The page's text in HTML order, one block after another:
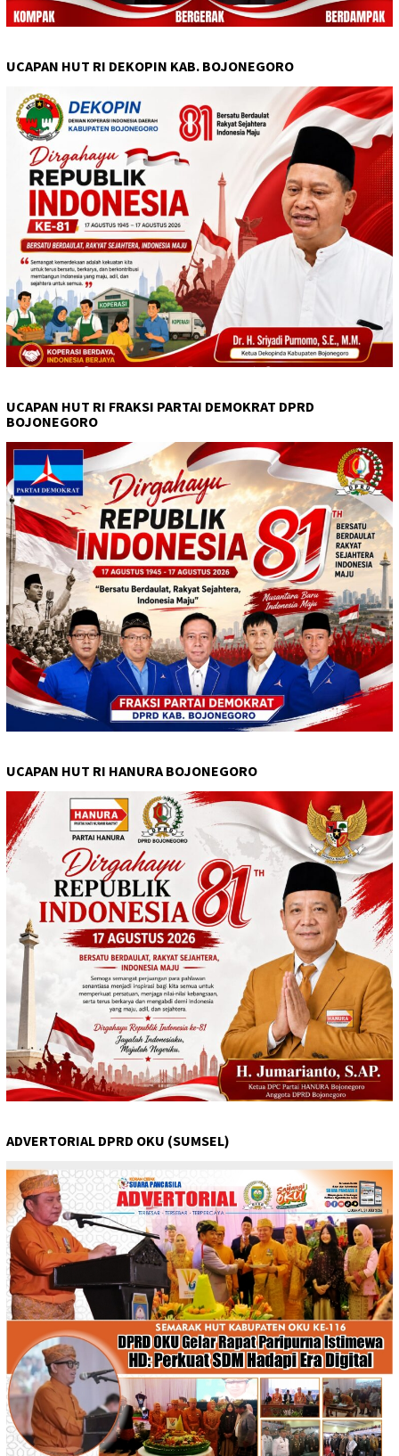
UCAPAN HUT RI DEKOPIN KAB. BOJONEGORO
UCAPAN HUT RI FRAKSI PARTAI DEMOKRAT DPRD
BOJONEGORO
UCAPAN HUT RI HANURA BOJONEGORO
ADVERTORIAL DPRD OKU (SUMSEL)